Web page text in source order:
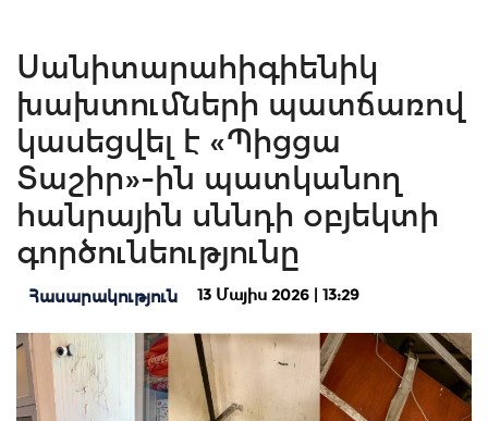
Սանիտարահիգիենիկ
խախտումների պատճառով
կասեցվել է «Պիցցա
Տաշիր»-ին պատկանող
հանրային սննդի օբյեկտի
գործունեությունը
Հասարակություն 13 Մայիս 2026 | 13:29